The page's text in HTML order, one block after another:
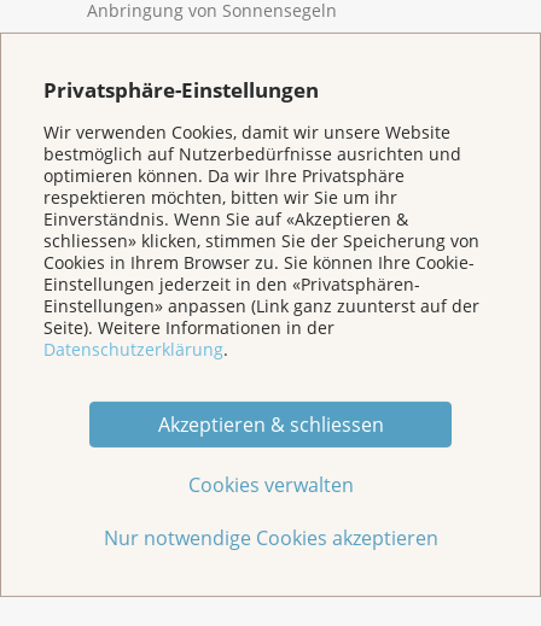
Privatsphäre-Einstellungen
Wir verwenden Cookies, damit wir unsere Website
bestmöglich auf Nutzerbedürfnisse ausrichten und
optimieren können. Da wir Ihre Privatsphäre
respektieren möchten, bitten wir Sie um ihr
Einverständnis. Wenn Sie auf «Akzeptieren &
schliessen» klicken, stimmen Sie der Speicherung von
Cookies in Ihrem Browser zu. Sie können Ihre Cookie-
Einstellungen jederzeit in den «Privatsphären-
Einstellungen» anpassen (Link ganz zuunterst auf der
Seite). Weitere Informationen in der
Datenschutzerklärung.
Akzeptieren & schliessen
Cookies verwalten
Nur notwendige Cookies akzeptieren
Anbringung von Sonnensegeln
Rahmenanlässe)
Nähere Informationen erhalten Sie bei Joëlle Jufer,
Krebsliga Schweiz: joelle.jufer@krebsliga.ch
«Schatten für Kinder und Klima»ist ein Pilotprojekt
der Krebsliga Schweiz in Zusammenarbeit mit der
Krebsliga Aargau, dem Naturama Aargau und
Innovage Netzwerk Aargau. Damit werden im Kanton
Bewegung und Ernährung und mit finanzieller
Unterstützung durch den Klimafonds Kanton Aargau
Sonnenschutzsmassnahmen grossflächig umgesetzt,
sowie die Städte und Gemeinden zum Thema
Projekt schrittweise auf andere Regionen und